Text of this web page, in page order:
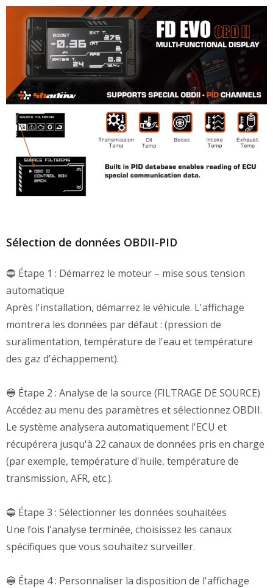
Sélection de données OBDII-PID
🔵 Étape 1 : Démarrez le moteur – mise sous tension
automatique
Après l'installation, démarrez le véhicule. L'affichage
montrera les données par défaut : (pression de
suralimentation, température de l'eau et température
des gaz d'échappement).
🔵 Étape 2 : Analyse de la source (FILTRAGE DE SOURCE)
Accédez au menu des paramètres et sélectionnez OBDII.
Le système analysera automatiquement l'ECU et
récupérera jusqu'à 22 canaux de données pris en charge
(par exemple, température d'huile, température de
transmission, AFR, etc.).
🔵 Étape 3 : Sélectionner les données souhaitées
Une fois l'analyse terminée, choisissez les canaux
spécifiques que vous souhaitez surveiller.
🔵 Étape 4 : Personnaliser la disposition de l'affichage